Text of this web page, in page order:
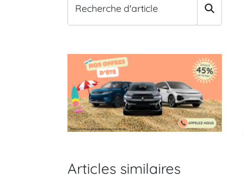
Recherche d'article
Articles similaires